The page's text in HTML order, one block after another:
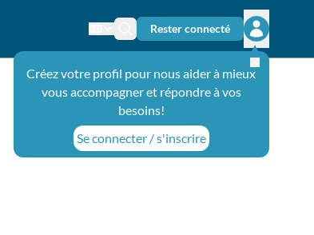
Changer de langue
Icône de recherche
Rester connecté
Ouvrir le
Créez votre profil pour nous aider à mieux
vous accompagner et répondre à vos
besoins!
Se connecter / s'inscrire